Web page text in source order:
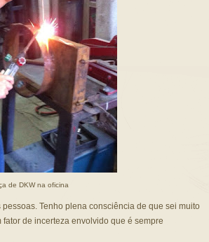
de DKW na oficina
Tenho plena consciência de que sei muito
de incerteza envolvido que é sempre